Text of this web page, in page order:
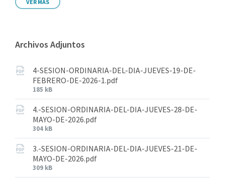
VER MÁS
Archivos Adjuntos
4-SESION-ORDINARIA-DEL-DIA-JUEVES-19-DE-
FEBRERO-DE-2026-1.pdf
185 kB
4.-SESION-ORDINARIA-DEL-DIA-JUEVES-28-DE-
MAYO-DE-2026.pdf
304 kB
3.-SESION-ORDINARIA-DEL-DIA-JUEVES-21-DE-
MAYO-DE-2026.pdf
309 kB